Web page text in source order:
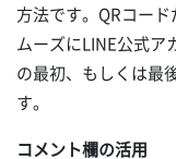
方法です。QRコー
ムーズにLINE公式ア
の最初、もしくは最
す。
コメント欄の活用